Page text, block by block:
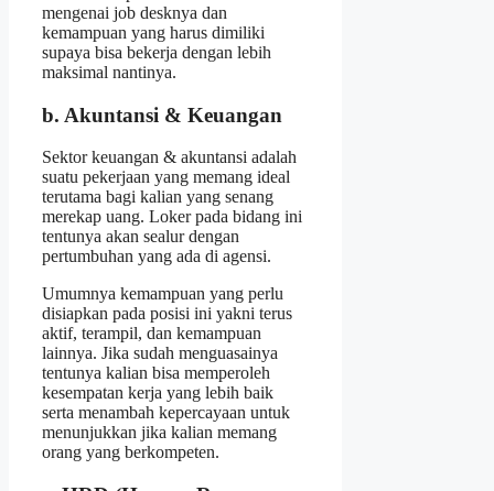
mengenai job desknya dan
kemampuan yang harus dimiliki
supaya bisa bekerja dengan lebih
maksimal nantinya.
b. Akuntansi & Keuangan
Sektor keuangan & akuntansi adalah
suatu pekerjaan yang memang ideal
terutama bagi kalian yang senang
merekap uang. Loker pada bidang ini
tentunya akan sealur dengan
pertumbuhan yang ada di agensi.
Umumnya kemampuan yang perlu
disiapkan pada posisi ini yakni terus
aktif, terampil, dan kemampuan
lainnya. Jika sudah menguasainya
tentunya kalian bisa memperoleh
kesempatan kerja yang lebih baik
serta menambah kepercayaan untuk
menunjukkan jika kalian memang
orang yang berkompeten.